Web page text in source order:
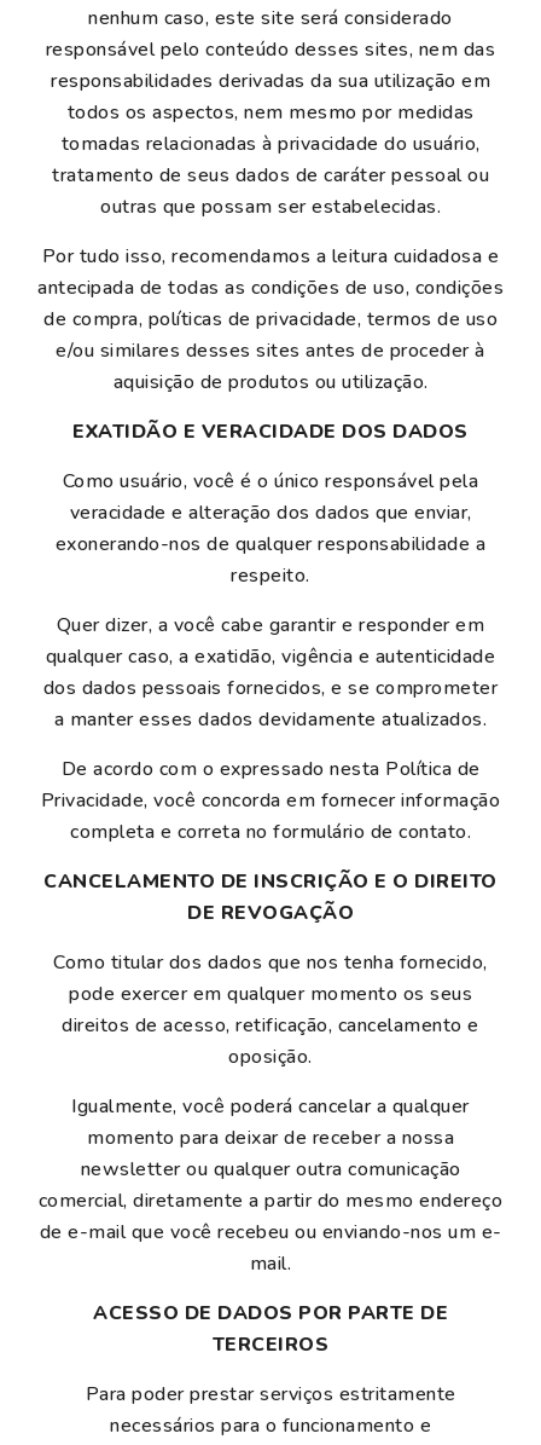
nenhum caso, este site será considerado
responsável pelo conteúdo desses sites, nem das
responsabilidades derivadas da sua utilização em
todos os aspectos, nem mesmo por medidas
tomadas relacionadas à privacidade do usuário,
tratamento de seus dados de caráter pessoal ou
outras que possam ser estabelecidas.
Por tudo isso, recomendamos a leitura cuidadosa e
antecipada de todas as condições de uso, condições
de compra, políticas de privacidade, termos de uso
e/ou similares desses sites antes de proceder à
aquisição de produtos ou utilização.
EXATIDÃO E VERACIDADE DOS DADOS
Como usuário, você é o único responsável pela
veracidade e alteração dos dados que enviar,
exonerando-nos de qualquer responsabilidade a
respeito.
Quer dizer, a você cabe garantir e responder em
qualquer caso, a exatidão, vigência e autenticidade
dos dados pessoais fornecidos, e se comprometer
a manter esses dados devidamente atualizados.
De acordo com o expressado nesta Política de
Privacidade, você concorda em fornecer informação
completa e correta no formulário de contato.
CANCELAMENTO DE INSCRIÇÃO E O DIREITO
DE REVOGAÇÃO
Como titular dos dados que nos tenha fornecido,
pode exercer em qualquer momento os seus
direitos de acesso, retificação, cancelamento e
oposição.
Igualmente, você poderá cancelar a qualquer
momento para deixar de receber a nossa
newsletter ou qualquer outra comunicação
comercial, diretamente a partir do mesmo endereço
de e-mail que você recebeu ou enviando-nos um e-
mail.
ACESSO DE DADOS POR PARTE DE
TERCEIROS
Para poder prestar serviços estritamente
necessários para o funcionamento e